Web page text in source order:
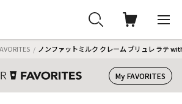
ノンファットミルク クレーム ブリュレ ラテ
My FAVORITES